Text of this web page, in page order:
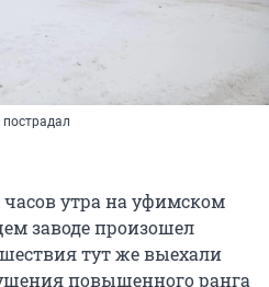
пострадал
часов утра на уфимском
заводе произошел
тут же выехали
повышенного ранга